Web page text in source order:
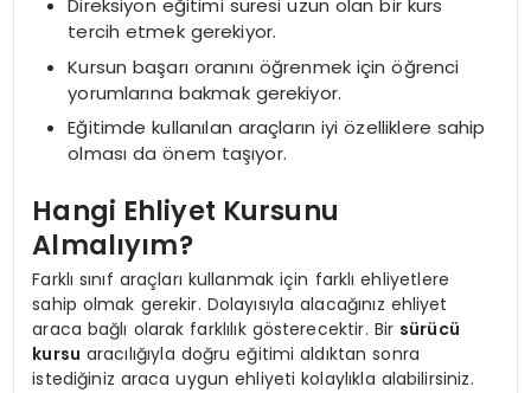
Direksiyon eğitimi süresi uzun olan bir kurs
tercih etmek gerekiyor.
Kursun başarı oranını öğrenmek için öğrenci
yorumlarına bakmak gerekiyor.
Eğitimde kullanılan araçların iyi özelliklere sahip
olması da önem taşıyor.
Hangi Ehliyet Kursunu
Almalıyım?
Farklı sınıf araçları kullanmak için farklı ehliyetlere
sahip olmak gerekir. Dolayısıyla alacağınız ehliyet
araca bağlı olarak farklılık gösterecektir. Bir sürücü
kursu aracılığıyla doğru eğitimi aldıktan sonra
istediğiniz araca uygun ehliyeti kolaylıkla alabilirsiniz.